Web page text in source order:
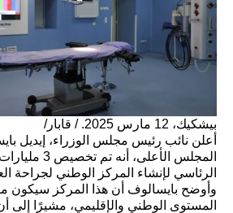
بيشكيك، 12 مارس 2025. / قابار/
أعلن نائب رئيس مجلس الوزراء، إيديل
المجلس
الرئاسي لإنشاء المركز الوطني لجراحة
وأوضح بايسالوف أن هذا المركز سيكون